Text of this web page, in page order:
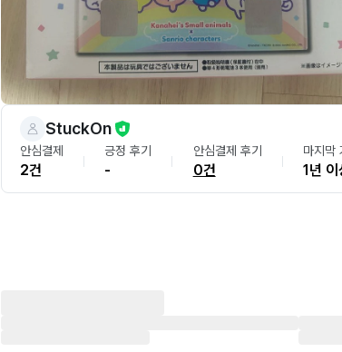
StuckOn
안심결제
2건
긍정 후기
-
안심결제 후기
0건
마지막
1년 이